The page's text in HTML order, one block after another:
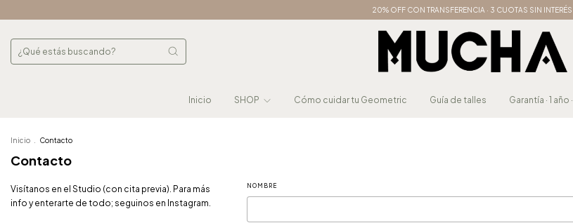
20% OFF CON TRANSFERENCIA · 3 CUOTAS SIN INTERÉS
Inicio SHOP Cómo cuidar tu Geometric Guía de talles Garantía · 1 año ·
Inicio Contacto
Contacto
Visítanos en el Studio (con cita previa). Para más
info y enterarte de todo; seguinos en Instagram.
NOMBRE